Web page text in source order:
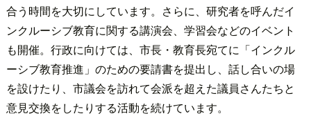
合う時間を大切にしています。さらに、研究者を呼んだイ
ンクルーシブ教育に関する講演会、学習会などのイベント
も開催。行政に向けては、市長・教育長宛てに「インクル
ーシブ教育推進」のための要請書を提出し、話し合いの場
を設けたり、市議会を訪れて会派を超えた議員さんたちと
意見交換をしたりする活動を続けています。